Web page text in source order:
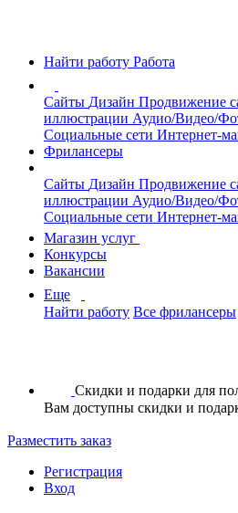
Найти работу Работа
Сайты Дизайн Продвижение
иллюстрации Аудио/Видео/
Социальные сети Интернет-
Фрилансеры
Сайты Дизайн Продвижение
иллюстрации Аудио/Видео/
Социальные сети Интернет-
Магазин услуг
Конкурсы
Вакансии
Еще
Найти работу Все фрилансеры
Скидки и подарки для
Вам доступны скидки и
Разместить заказ
Регистрация
Вход